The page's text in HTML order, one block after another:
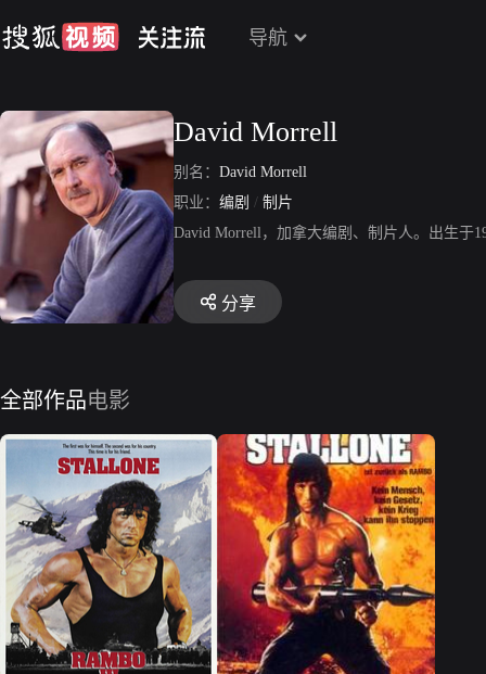
导航
David Morrell
别名： David Morrell
职业： 编剧 / 制片
David Morrell，加拿大编剧、制片人。出生于
分享
全部作品电影